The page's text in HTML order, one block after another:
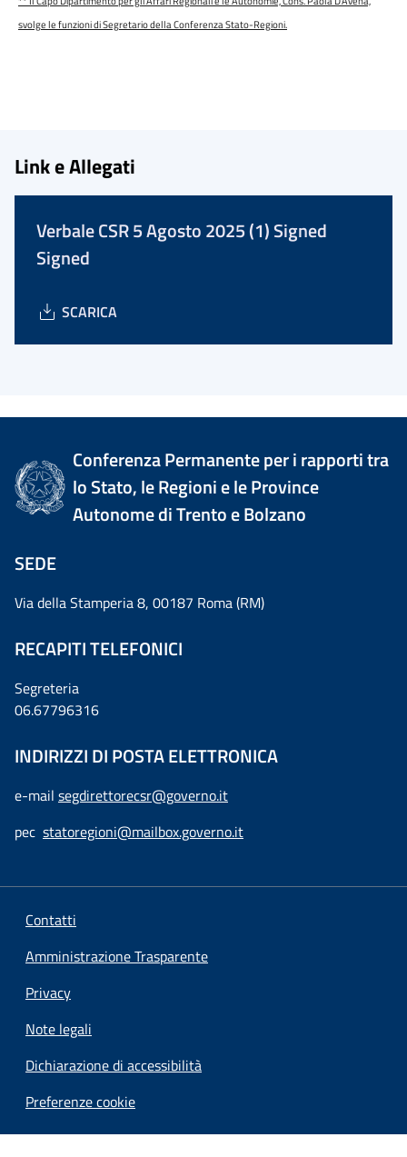
svolge le funzioni di Segretario della Conferenza Stato-Regioni.
Link e Allegati
Verbale CSR 5 Agosto 2025 (1) Signed
Signed
SCARICA
Conferenza Permanente per i rapporti tra
lo Stato, le Regioni e le Province
Autonome di Trento e Bolzano
SEDE
Via della Stamperia 8, 00187 Roma (RM)
RECAPITI TELEFONICI
Segreteria
06.67796316
INDIRIZZI DI POSTA ELETTRONICA
e-mail segdirettorecsr@governo.it
pec statoregioni@mailbox.governo.it
Contatti
Amministrazione Trasparente
Privacy
Note legali
Dichiarazione di accessibilità
Preferenze cookie